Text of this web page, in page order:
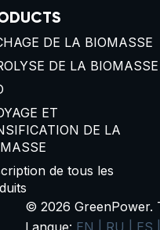
DE LA BIOMASSE
DE LA BIOMASSE
ET
DE LA
de tous les
© 2026 GreenPower.
Langue: EN RU ES